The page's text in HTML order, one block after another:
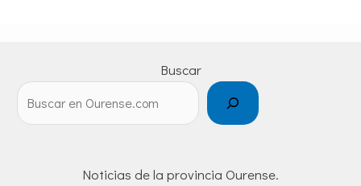
Buscar
Noticias de la provincia Ourense.